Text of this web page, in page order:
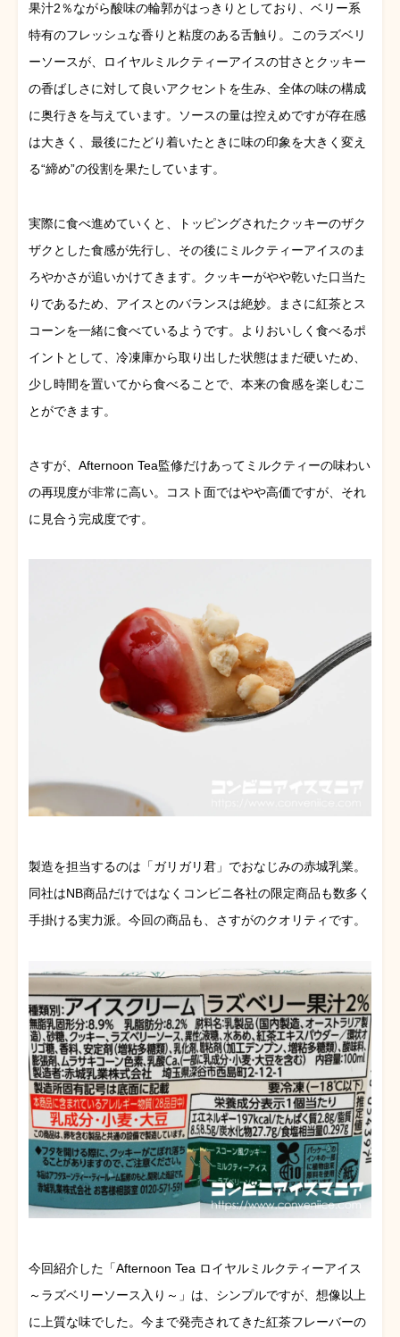
果汁2％ながら酸味の輪郭がはっきりとしており、ベリー系
特有のフレッシュな香りと粘度のある舌触り。このラズベリ
ーソースが、ロイヤルミルクティーアイスの甘さとクッキー
の香ばしさに対して良いアクセントを生み、全体の味の構成
に奥行きを与えています。ソースの量は控えめですが存在感
は大きく、最後にたどり着いたときに味の印象を大きく変え
る“締め”の役割を果たしています。
実際に食べ進めていくと、トッピングされたクッキーのザク
ザクとした食感が先行し、その後にミルクティーアイスのま
ろやかさが追いかけてきます。クッキーがやや乾いた口当た
りであるため、アイスとのバランスは絶妙。まさに紅茶とス
コーンを一緒に食べているようです。よりおいしく食べるポ
イントとして、冷凍庫から取り出した状態はまだ硬いため、
少し時間を置いてから食べることで、本来の食感を楽しむこ
とができます。
さすが、Afternoon Tea監修だけあってミルクティーの味わい
の再現度が非常に高い。コスト面ではやや高価ですが、それ
に見合う完成度です。
製造を担当するのは「ガリガリ君」でおなじみの赤城乳業。
同社はNB商品だけではなくコンビニ各社の限定商品も数多く
手掛ける実力派。今回の商品も、さすがのクオリティです。
今回紹介した「Afternoon Tea ロイヤルミルクティーアイス
～ラズベリーソース入り～」は、シンプルですが、想像以上
に上質な味でした。今まで発売されてきた紅茶フレーバーの